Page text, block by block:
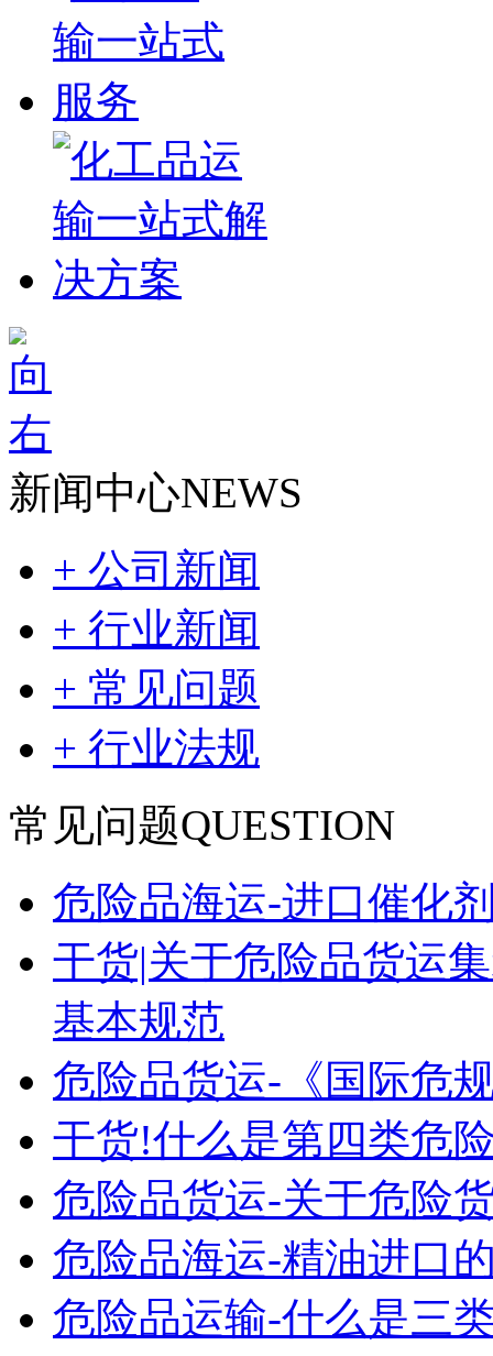
新闻中心NEWS
+ 公司新闻
+ 行业新闻
+ 常见问题
+ 行业法规
常见问题QUESTION
危险品海运-进口催化
干货|关于危险品货运
基本规范
危险品货运-《国际危
干货!什么是第四类危
危险品货运-关于危险
危险品海运-精油进口
危险品运输-什么是三